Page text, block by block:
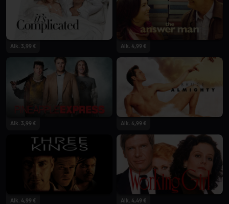
Alk. 3,99 € Alk. 4,99 €
Alk. 3,99 € Alk. 4,99 €
Alk. 4,99 € Alk. 4,49 €